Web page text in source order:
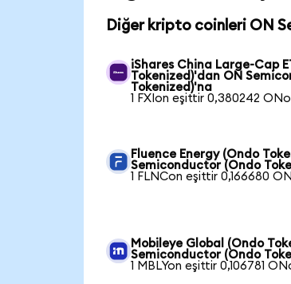
Diğer kripto coinleri ON
iShares China Large-Cap
Tokenized)'dan ON
Tokenized)'na
1 FXIon eşittir 0,380242
Fluence Energy (Ondo
Semiconductor (Ondo
1 FLNCon eşittir 0,166680
Mobileye Global (Ondo
Semiconductor (Ondo
1 MBLYon eşittir 0,106781